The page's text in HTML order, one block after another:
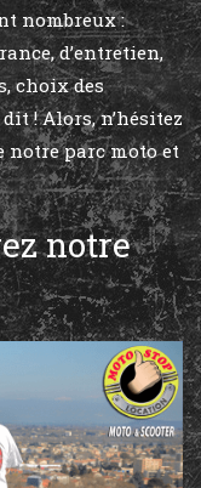
nombreux :
d’entretien,
choix des
! Alors, n’hésitez
notre parc moto et
notre